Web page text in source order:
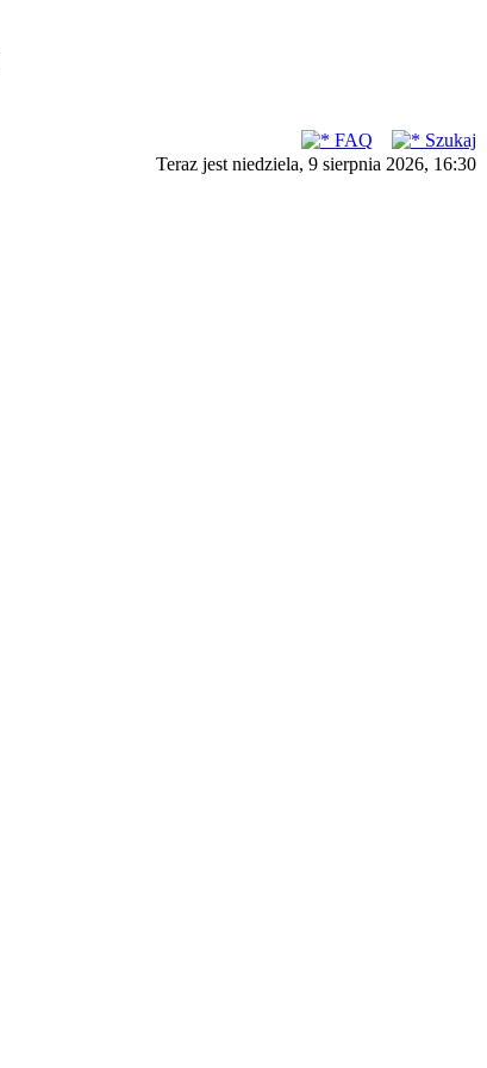
FAQ
Szukaj
Teraz jest niedziela, 9 sierpnia 2026, 16:30